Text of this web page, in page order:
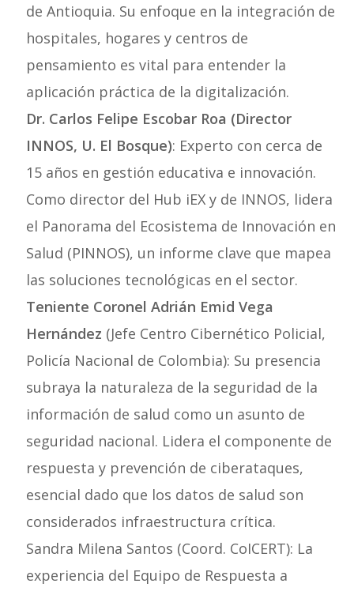
de Antioquia. Su enfoque en la integración de
hospitales, hogares y centros de
pensamiento es vital para entender la
aplicación práctica de la digitalización.
Dr. Carlos Felipe Escobar Roa (Director
INNOS, U. El Bosque): Experto con cerca de
15 años en gestión educativa e innovación.
Como director del Hub iEX y de INNOS, lidera
el Panorama del Ecosistema de Innovación en
Salud (PINNOS), un informe clave que mapea
las soluciones tecnológicas en el sector.
Teniente Coronel Adrián Emid Vega
Hernández (Jefe Centro Cibernético Policial,
Policía Nacional de Colombia): Su presencia
subraya la naturaleza de la seguridad de la
información de salud como un asunto de
seguridad nacional. Lidera el componente de
respuesta y prevención de ciberataques,
esencial dado que los datos de salud son
considerados infraestructura crítica.
Sandra Milena Santos (Coord. CoICERT): La
experiencia del Equipo de Respuesta a